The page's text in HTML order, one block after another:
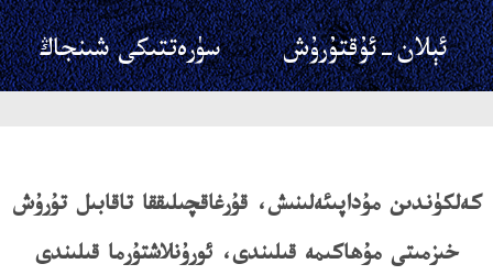
ئېلان-ئۇقتۇرۇش
سۈرەتتىكى شىنجاڭ
كەلكۈندىن مۇداپىئەلىنىش، قۇرغاقچىلىققا تاقابىل تۇرۇش
خىزمىتى مۇھاكىمە قىلىندى، ئورۇنلاشتۇرما قىلىندى